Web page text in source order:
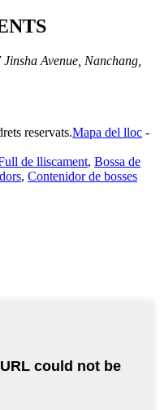
Avenue, Nanchang,
reservats.Mapa del lloc -
de lliscament, Bossa de
, Contenidor de bosses